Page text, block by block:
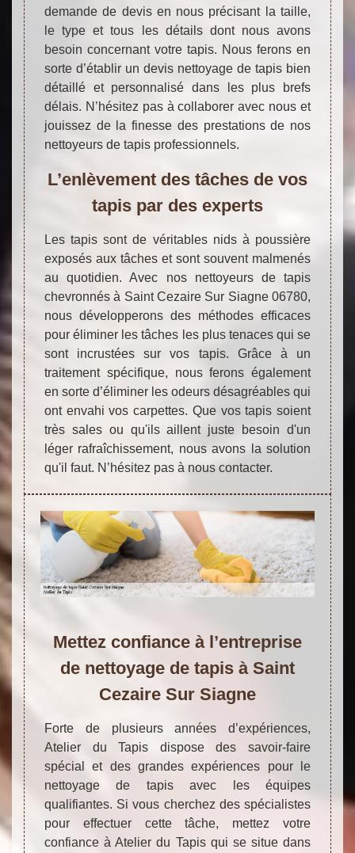
demande de devis en nous précisant la taille,
le type et tous les détails dont nous avons
besoin concernant votre tapis. Nous ferons en
sorte d’établir un devis nettoyage de tapis bien
détaillé et personnalisé dans les plus brefs
délais. N’hésitez pas à collaborer avec nous et
jouissez de la finesse des prestations de nos
nettoyeurs de tapis professionnels.
L’enlèvement des tâches de vos
tapis par des experts
Les tapis sont de véritables nids à poussière
exposés aux tâches et sont souvent malmenés
au quotidien. Avec nos nettoyeurs de tapis
chevronnés à Saint Cezaire Sur Siagne 06780,
nous développerons des méthodes efficaces
pour éliminer les tâches les plus tenaces qui se
sont incrustées sur vos tapis. Grâce à un
traitement spécifique, nous ferons également
en sorte d’éliminer les odeurs désagréables qui
ont envahi vos carpettes. Que vos tapis soient
très sales ou qu'ils aillent juste besoin d'un
léger rafraîchissement, nous avons la solution
qu'il faut. N’hésitez pas à nous contacter.
Mettez confiance à l’entreprise
de nettoyage de tapis à Saint
Cezaire Sur Siagne
Forte de plusieurs années d’expériences,
Atelier du Tapis dispose des savoir-faire
spécial et des grandes expériences pour le
nettoyage de tapis avec les équipes
qualifiantes. Si vous cherchez des spécialistes
pour effectuer cette tâche, mettez votre
confiance à Atelier du Tapis qui se situe dans